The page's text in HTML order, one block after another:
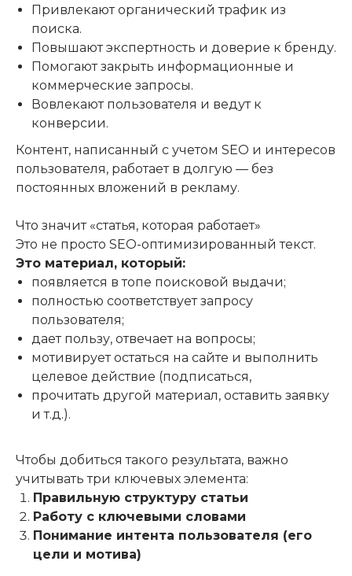
Привлекают органический трафик из
поиска.
Повышают экспертность и доверие к бренду.
Помогают закрыть информационные и
коммерческие запросы.
Вовлекают пользователя и ведут к
конверсии.
Контент, написанный с учетом SEO и интересов
пользователя, работает в долгую — без
постоянных вложений в рекламу.
Что значит «статья, которая работает»
Это не просто SEO-оптимизированный текст.
Это материал, который:
появляется в топе поисковой выдачи;
полностью соответствует запросу
пользователя;
дает пользу, отвечает на вопросы;
мотивирует остаться на сайте и выполнить
целевое действие (подписаться,
прочитать другой материал, оставить заявку
и т.д.).
Чтобы добиться такого результата, важно
учитывать три ключевых элемента:
Правильную структуру статьи
Работу с ключевыми словами
Понимание интента пользователя (его
цели и мотива)